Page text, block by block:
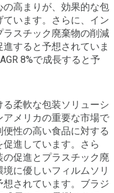
高まりが、効果的な包
います。さらに、イン
ラスチック廃棄物の削減
すると予想されていま
8%で成長すると予
柔軟な包装ソリューシ
アメリカの重要な市場で
性の高い食品に対する
進しています。さら
促進とプラスチック廃
に優しいフィルムソリ
されています。ブラジ